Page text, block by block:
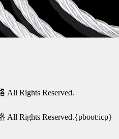
All Rights Reserved.
All Rights Reserved.{pboot:icp}